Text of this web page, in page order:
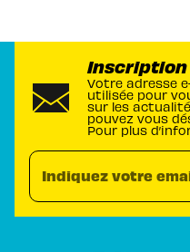
Votre adresse
utilisée pour
sur les
pouvez vous
Pour plus
Indiquez votre